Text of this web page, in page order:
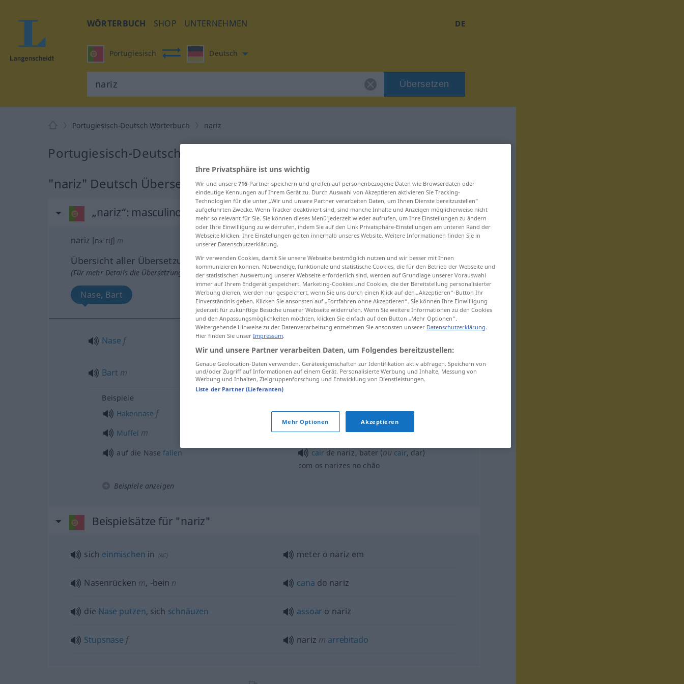
WÖRTERBUCH SHOP UNTERNEHMEN DE
Portugiesisch Deutsch
Übersetzen
Portugiesisch-Deutsch Wörterbuch nariz
Portugiesisch-Deutsch Übersetzung für "nariz"
"nariz" Deutsch Übersetzung
„nariz“: masculino
nariz [nɜˈriʃ] m
Übersicht aller Übersetzungen
(Für mehr Details die Übersetzung anklicken/antippen)
Nase, Bart
Nase f
Bart m narizde chave
Beispiele
Hakennase f nariz adunco, nariz aquilino
Muffel m nariztorcido FAM
auf die Nasefallen cairde nariz, bater (ou cair, dar)
com os narizes no chão
Beispiele anzeigen
Beispielsätze für "nariz"
sich einmischen in (AC) meter o nariz em
Nasenrücken m, -bein n cana do nariz
die Nase putzen, sich schnäuzen assoar o nariz
Stupsnase f nariz m arrebitado
Ihre Privatsphäre ist uns wichtig
Wir und unsere 716-Partner speichern und greifen auf personenbezogene Daten wie Browserdaten oder
eindeutige Kennungen auf Ihrem Gerät zu. Durch Auswahl von Akzeptieren aktivieren Sie Tracking-
Technologien für die unter „Wir und unsere Partner verarbeiten Daten, um Ihnen Dienste bereitzustellen“
aufgeführten Zwecke. Wenn Tracker deaktiviert sind, sind manche Inhalte und Anzeigen möglicherweise nicht
mehr so relevant für Sie. Sie können dieses Menü jederzeit wieder aufrufen, um Ihre Einstellungen zu ändern
oder Ihre Einwilligung zu widerrufen, indem Sie auf den Link Privatsphäre-Einstellungen am unteren Rand der
Webseite klicken. Ihre Einstellungen gelten innerhalb unseres Website. Weitere Informationen finden Sie in
unserer Datenschutzerklärung.
Wir verwenden Cookies, damit Sie unsere Webseite bestmöglich nutzen und wir besser mit Ihnen
kommunizieren können. Notwendige, funktionale und statistische Cookies, die für den Betrieb der Webseite und
der statistischen Auswertung unserer Webseite erforderlich sind, werden auf Grundlage unserer Vorauswahl
immer auf Ihrem Endgerät gespeichert. Marketing-Cookies und Cookies, die der Bereitstellung personalisierter
Werbung dienen, werden nur gespeichert, wenn Sie uns durch einen Klick auf den „Akzeptieren“-Button Ihr
Einverständnis geben. Klicken Sie ansonsten auf „Fortfahren ohne Akzeptieren“. Sie können Ihre Einwilligung
jederzeit für zukünftige Besuche unserer Webseite widerrufen. Wenn Sie weitere Informationen zu den Cookies
und den Anpassungsmöglichkeiten möchten, klicken Sie einfach auf den Button „Mehr Optionen“.
Weitergehende Hinweise zu der Datenverarbeitung entnehmen Sie ansonsten unserer Datenschutzerklärung.
Hier finden Sie unser Impressum.
Wir und unsere Partner verarbeiten Daten, um Folgendes bereitzustellen:
Genaue Geolocation-Daten verwenden. Geräteeigenschaften zur Identifikation aktiv abfragen. Speichern von
und/oder Zugriff auf Informationen auf einem Gerät. Personalisierte Werbung und Inhalte, Messung von
Werbung und Inhalten, Zielgruppenforschung und Entwicklung von Dienstleistungen.
Liste der Partner (Lieferanten)
Mehr Optionen Akzeptieren